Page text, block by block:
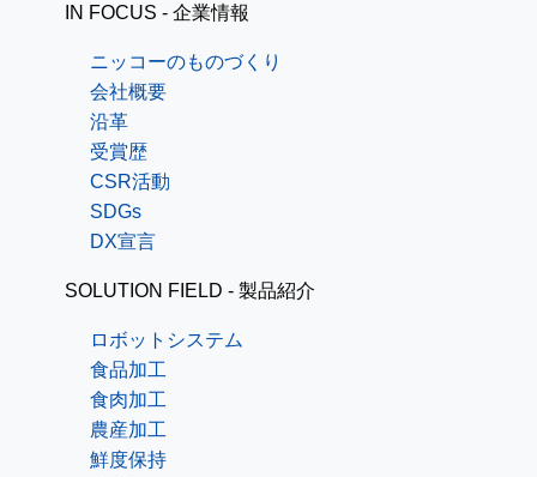
IN FOCUS - 企業情報
ニッコーのものづくり
会社概要
沿革
受賞歴
CSR活動
SDGs
DX宣言
SOLUTION FIELD - 製品紹介
ロボットシステム
食品加工
食肉加工
農産加工
鮮度保持